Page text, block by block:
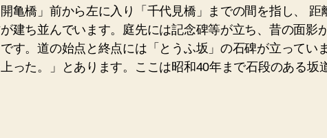
亀橋」前から左に入り「千代見橋」までの間を指し、
建ち並んでいます。庭先には記念碑等が立ち、昔の面影
す。道の始点と終点には「とうふ坂」の石碑が立ってい
った。」とあります。ここは昭和40年まで石段のある